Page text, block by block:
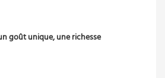
goût unique, une richesse